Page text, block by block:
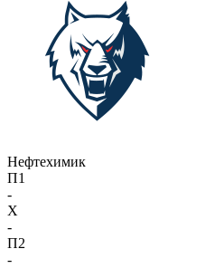
Нефтехимик
П1
-
X
-
П2
-